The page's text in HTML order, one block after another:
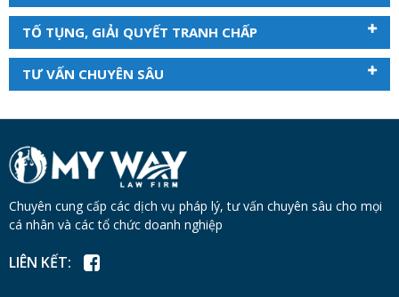
TỐ TỤNG, GIẢI QUYẾT TRANH CHẤP
TƯ VẤN CHUYÊN SÂU
Chuyên cung cấp các dịch vụ pháp lý, tư vấn chuyên sâu cho mọi
cá nhân và các tổ chức doanh nghiệp
LIÊN KẾT: